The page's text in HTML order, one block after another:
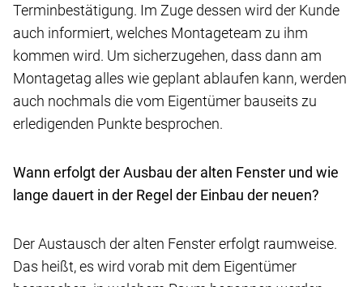
Terminbestätigung. Im Zuge dessen wird der Kunde
auch informiert, welches Montageteam zu ihm
kommen wird. Um sicherzugehen, dass dann am
Montagetag alles wie geplant ablaufen kann, werden
auch nochmals die vom Eigentümer bauseits zu
erledigenden Punkte besprochen.
Wann erfolgt der Ausbau der alten Fenster und wie
lange dauert in der Regel der Einbau der neuen?
Der Austausch der alten Fenster erfolgt raumweise.
Das heißt, es wird vorab mit dem Eigentümer